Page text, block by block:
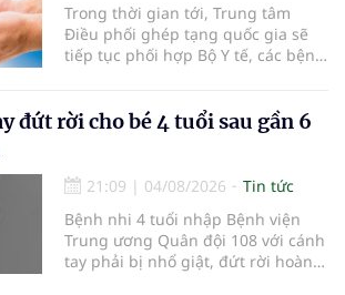
Trong thời gian tới, Trung tâm
Điều phối ghép tạng quốc gia sẽ
tiếp tục phối hợp Bộ Y tế, các bệnh
cường truyền thông, hoàn thiện
quy trình chuyên môn và hệ thống
hiến và ghép mô tạng.
đứt rời cho bé 4 tuổi sau gần 6
21:09 | 04/08/2026
Tin tức
Bệnh nhi 4 tuổi nhập Bệnh viện
Trung ương Quân đội 108 với cánh
tay phải bị nhổ giật, đứt rời hoàn